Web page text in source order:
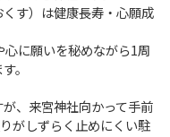
す）は健康長寿・心願成
に願いを秘めながら1周
。
、来宮神社向かって手前
がしずらく止めにくい駐